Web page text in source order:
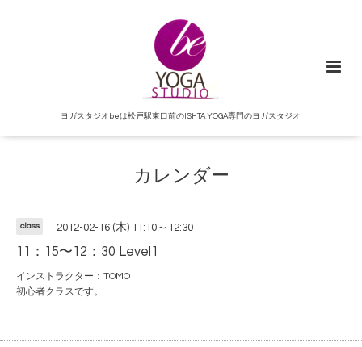
ヨガスタジオbeは松戸駅東口前のISHTA YOGA専門のヨガスタジオ
カレンダー
class 2012-02-16 (木) 11:10～12:30
11：15〜12：30 Level1
インストラクター：TOMO
初心者クラスです。